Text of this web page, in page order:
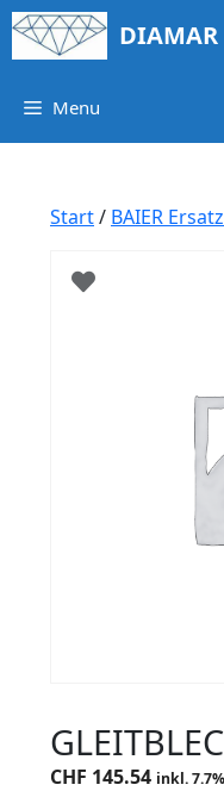
Springe
zum
Menu
Start/ BAIER
CHF 145.54 inkl.